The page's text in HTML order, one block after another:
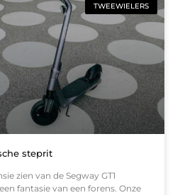
TWEEWIELERS
steprit
zien van de Segway GT1
fantasie van een forens. Onze